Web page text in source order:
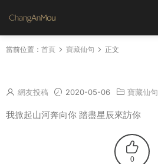
當前位置： 首頁 寶藏仙句 正文
網友投稿 2020-05-06 寶藏仙句
我掀起山河奔向你 踏盡星辰來訪你
0